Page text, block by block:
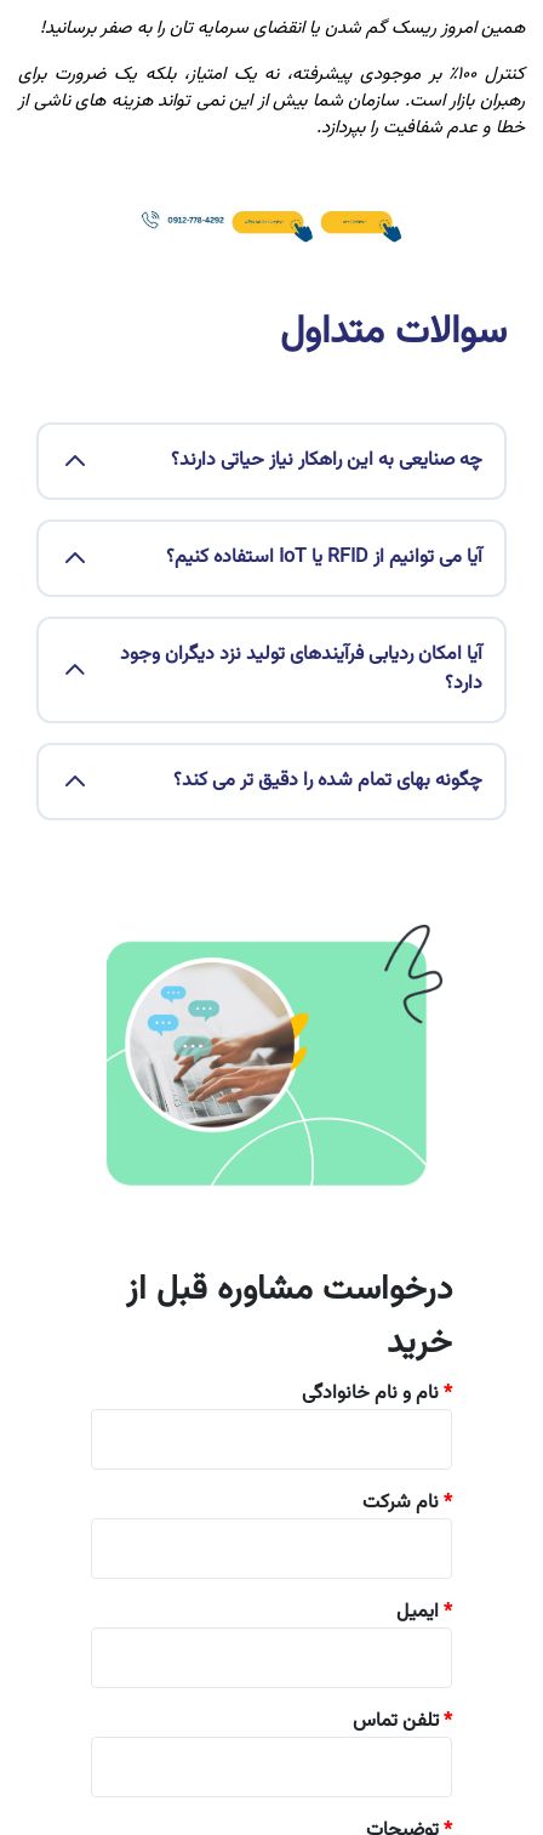
همین امروز ریسک گم شدن یا انقضای سرمایه تان را به صفر برسانید!
کنترل ۱۰۰٪ بر موجودی پیشرفته، نه یک امتیاز، بلکه یک ضرورت برای
رهبران بازار است. سازمان شما بیش از این نمی تواند هزینه های ناشی از
خطا و عدم شفافیت را بپردازد.
سوالات متداول
چه صنایعی به این راهکار نیاز حیاتی دارند؟
آیا می توانیم از RFID یا IoT استفاده کنیم؟
آیا امکان ردیابی فرآیندهای تولید نزد دیگران وجود
دارد؟
چگونه بهای تمام شده را دقیق تر می کند؟
درخواست مشاوره قبل از
خرید
*
*
*
*تلفن تماس